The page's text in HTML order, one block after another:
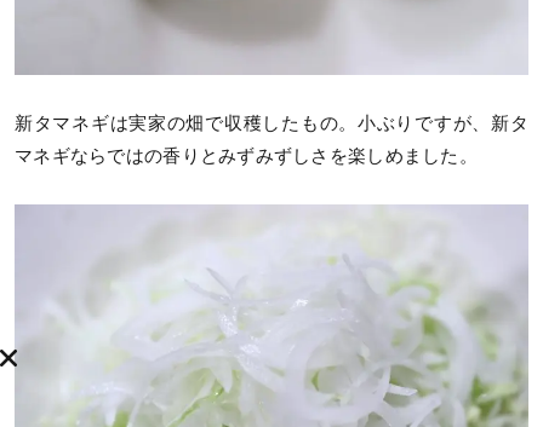
新タマネギは実家の畑で収穫したもの。小ぶりですが、新タ
マネギならではの香りとみずみずしさを楽しめました。